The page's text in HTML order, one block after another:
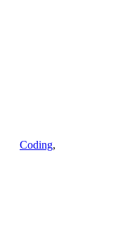
Coding,